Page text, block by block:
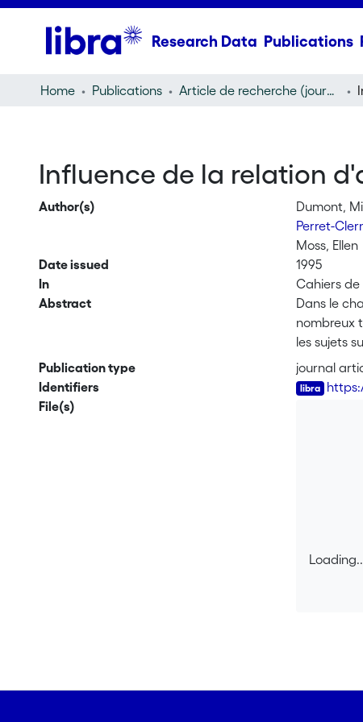
Research Data Publications
Home Publications Article de recherche (journal article)
Influence de la relation
Author(s)
Dumont,
Perret-
Moss, Ellen
Date issued
1995
In
Cahiers de
Abstract
Dans le
nombreux
les sujets
général
bénéfices
identifier
modalités
Par
lequel il
Publication type
journal
Identifiers
File(s)